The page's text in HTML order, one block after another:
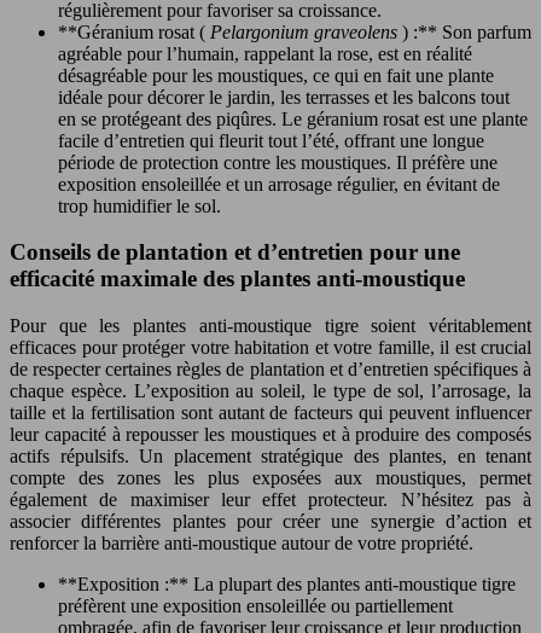
régulièrement pour favoriser sa croissance.
**Géranium rosat ( Pelargonium graveolens ) :** Son parfum
agréable pour l’humain, rappelant la rose, est en réalité
désagréable pour les moustiques, ce qui en fait une plante
idéale pour décorer le jardin, les terrasses et les balcons tout
en se protégeant des piqûres. Le géranium rosat est une plante
facile d’entretien qui fleurit tout l’été, offrant une longue
période de protection contre les moustiques. Il préfère une
exposition ensoleillée et un arrosage régulier, en évitant de
trop humidifier le sol.
Conseils de plantation et d’entretien pour une
efficacité maximale des plantes anti-moustique
Pour que les plantes anti-moustique tigre soient véritablement
efficaces pour protéger votre habitation et votre famille, il est crucial
de respecter certaines règles de plantation et d’entretien spécifiques à
chaque espèce. L’exposition au soleil, le type de sol, l’arrosage, la
taille et la fertilisation sont autant de facteurs qui peuvent influencer
leur capacité à repousser les moustiques et à produire des composés
actifs répulsifs. Un placement stratégique des plantes, en tenant
compte des zones les plus exposées aux moustiques, permet
également de maximiser leur effet protecteur. N’hésitez pas à
associer différentes plantes pour créer une synergie d’action et
renforcer la barrière anti-moustique autour de votre propriété.
**Exposition :** La plupart des plantes anti-moustique tigre
préfèrent une exposition ensoleillée ou partiellement
ombragée, afin de favoriser leur croissance et leur production